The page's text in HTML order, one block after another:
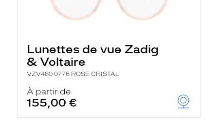
Lunettes de vue Zadig
& Voltaire
VZV480 0776 ROSE CRISTAL
À partir de
155,00 €